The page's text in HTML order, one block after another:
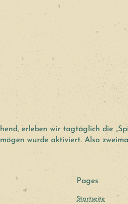
erleben wir tagtäglich die
wurde aktiviert. Also
Pages
Startseite